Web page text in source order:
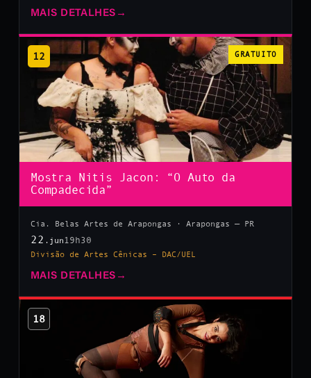
MAIS DETALHES →
12 GRATUITO
Mostra Nitis Jacon: “O Auto da
Compadecida”
Cia. Belas Artes de Arapongas · Arapongas — PR
22 .jun 19h30
Divisão de Artes Cênicas – DAC/UEL
MAIS DETALHES →
18